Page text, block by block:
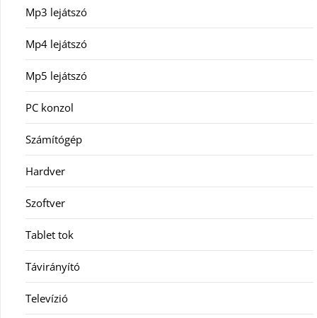
Mp3 lejátszó
Mp4 lejátszó
Mp5 lejátszó
PC konzol
Számítógép
Hardver
Szoftver
Tablet tok
Távirányító
Televízió